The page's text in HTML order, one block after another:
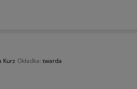
Kurz Okładka: twarda